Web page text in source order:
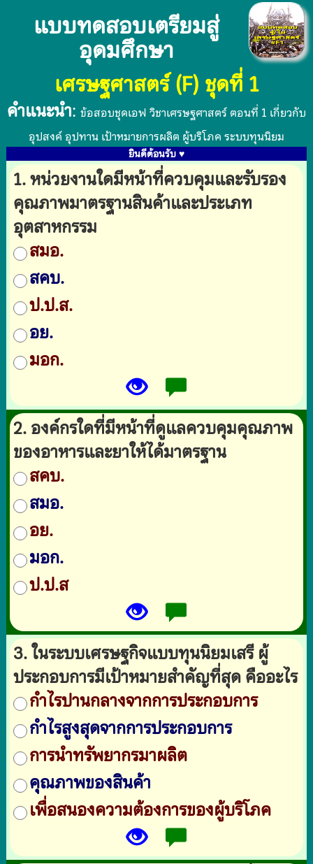
แบบทดสอบเตรียมสู่
อุดมศึกษา
เศรษฐศาสตร์ (F) ชุดที่ 1
คำแนะนำ: ข้อสอบชุดเอฟ วิชาเศรษฐศาสตร์ ตอนที่ 1 เกี่ยวกับ
อุปสงค์ อุปทาน เป้าหมายการผลิต ผู้บริโภค ระบบทุนนิยม
ยินดีต้อนรับ ♥
1. หน่วยงานใดมีหน้าที่ควบคุมและรับรอง
คุณภาพมาตรฐานสินค้าและประเภท
อุตสาหกรรม
สมอ.
สคบ.
ป.ป.ส.
อย.
มอก.
2. องค์กรใดที่มีหน้าที่ดูแลควบคุมคุณภาพ
ของอาหารและยาให้ได้มาตรฐาน
สคบ.
สมอ.
อย.
มอก.
ป.ป.ส
3. ในระบบเศรษฐกิจแบบทุนนิยมเสรี ผู้
ประกอบการมีเป้าหมายสำคัญที่สุด คืออะไร
กำไรปานกลางจากการประกอบการ
กำไรสูงสุดจากการประกอบการ
การนำทรัพยากรมาผลิต
คุณภาพของสินค้า
เพื่อสนองความต้องการของผู้บริโภค